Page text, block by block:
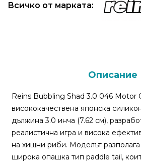
риболов
Сонари
Всичко от марката:
Описание
Reins Bubbling Shad 3.0 046 Motor
висококачествена японска
дължина 3.0 инча (7.62 см),
реалистична игра и висока
на хищни риби. Моделът
широка опашка тип paddle tail,